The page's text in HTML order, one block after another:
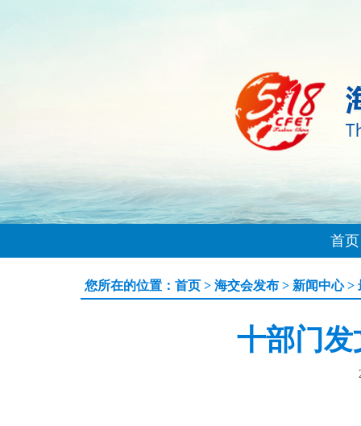
首页
您所在的位置： 首页 > 海交会发布 > 新闻中心>
十部门